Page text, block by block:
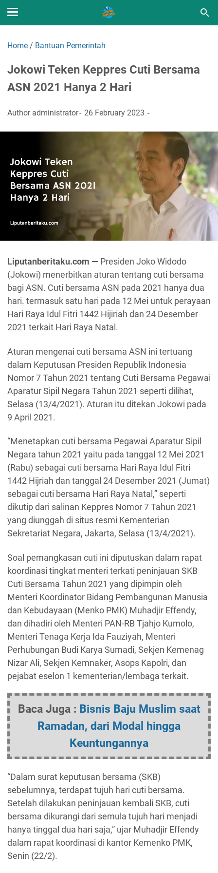
Home / Bantuan Pemerintah
Jokowi Teken Keppres Cuti Bersama
ASN 2021 Hanya 2 Hari
Author administrator 26 February 2023
Liputanberitaku.com — Presiden Joko Widodo
(Jokowi) menerbitkan aturan tentang cuti bersama
bagi ASN. Cuti bersama ASN pada 2021 hanya dua
hari. termasuk satu hari pada 12 Mei untuk perayaan
Hari Raya Idul Fitri 1442 Hijiriah dan 24 Desember
2021 terkait Hari Raya Natal.
Aturan mengenai cuti bersama ASN ini tertuang
dalam Keputusan Presiden Republik Indonesia
Nomor 7 Tahun 2021 tentang Cuti Bersama Pegawai
Aparatur Sipil Negara Tahun 2021 seperti dilihat,
Selasa (13/4/2021). Aturan itu ditekan Jokowi pada
9 April 2021.
“Menetapkan cuti bersama Pegawai Aparatur Sipil
Negara tahun 2021 yaitu pada tanggal 12 Mei 2021
(Rabu) sebagai cuti bersama Hari Raya Idul Fitri
1442 Hijriah dan tanggal 24 Desember 2021 (Jumat)
sebagai cuti bersama Hari Raya Natal,” seperti
dikutip dari salinan Keppres Nomor 7 Tahun 2021
yang diunggah di situs resmi Kementerian
Sekretariat Negara, Jakarta, Selasa (13/4/2021).
Soal pemangkasan cuti ini diputuskan dalam rapat
koordinasi tingkat menteri terkati peninjauan SKB
Cuti Bersama Tahun 2021 yang dipimpin oleh
Menteri Koordinator Bidang Pembangunan Manusia
dan Kebudayaan (Menko PMK) Muhadjir Effendy,
dan dihadiri oleh Menteri PAN-RB Tjahjo Kumolo,
Menteri Tenaga Kerja Ida Fauziyah, Menteri
Perhubungan Budi Karya Sumadi, Sekjen Kemenag
Nizar Ali, Sekjen Kemnaker, Asops Kapolri, dan
pejabat eselon 1 kementerian/lembaga terkait.
Baca Juga : Bisnis Baju Muslim saat
Ramadan, dari Modal hingga
Keuntungannya
“Dalam surat keputusan bersama (SKB)
sebelumnya, terdapat tujuh hari cuti bersama.
Setelah dilakukan peninjauan kembali SKB, cuti
bersama dikurangi dari semula tujuh hari menjadi
hanya tinggal dua hari saja,” ujar Muhadjir Effendy
dalam rapat koordinasi di kantor Kemenko PMK,
Senin (22/2).